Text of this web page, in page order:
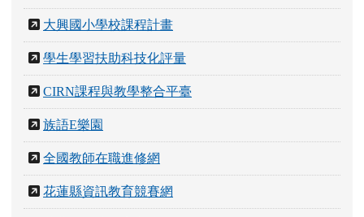
大興國小學校課程計畫
學生學習扶助科技化評量
CIRN課程與教學整合平臺
族語E樂園
全國教師在職進修網
花蓮縣資訊教育競賽網